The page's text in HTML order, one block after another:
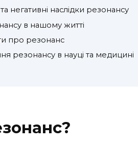
негативні наслідки резонансу
в нашому житті
про резонанс
резонансу в науці та медицині